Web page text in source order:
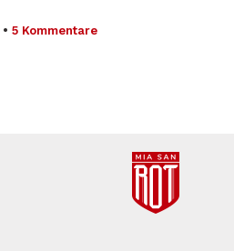
• 5 Kommentare